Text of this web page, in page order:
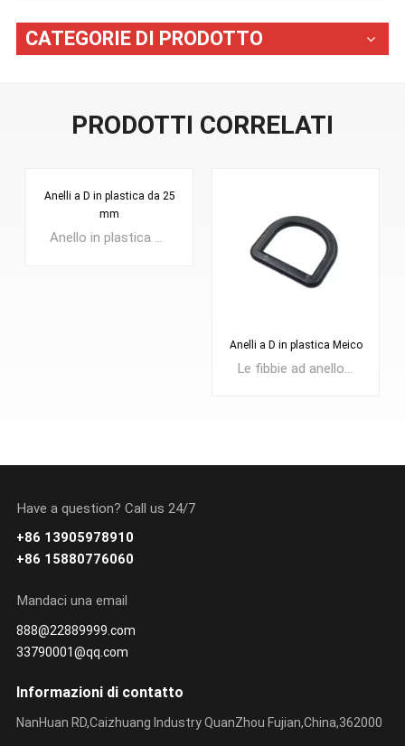
CATEGORIE DI PRODOTTO
PRODOTTI CORRELATI
Anelli a D in plastica da 25
mm
Anello in plastica a forma di D, noto anche come anello a semicerchio o connettore per cinturino, può essere utilizzato con fibbia scorrevole in tessuto o chiusura con moschettone.Utilizzato come fibbia per zaino, supporto per cinghia o supporto per cinghia, ecc.
Anelli a D in plastica Meico
Have a question? Call us 24/7
+86 13905978910
+86 15880776060
Mandaci una email
888@22889999.com
33790001@qq.com
Informazioni di contatto
NanHuan RD,Caizhuang Industry QuanZhou Fujian,China,362000